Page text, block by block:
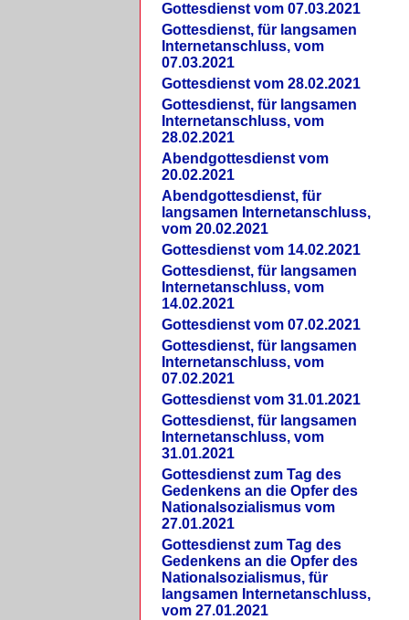
Gottesdienst vom 07.03.2021
Gottesdienst, für langsamen
Internetanschluss, vom
07.03.2021
Gottesdienst vom 28.02.2021
Gottesdienst, für langsamen
Internetanschluss, vom
28.02.2021
Abendgottesdienst vom
20.02.2021
Abendgottesdienst, für
langsamen Internetanschluss,
vom 20.02.2021
Gottesdienst vom 14.02.2021
Gottesdienst, für langsamen
Internetanschluss, vom
14.02.2021
Gottesdienst vom 07.02.2021
Gottesdienst, für langsamen
Internetanschluss, vom
07.02.2021
Gottesdienst vom 31.01.2021
Gottesdienst, für langsamen
Internetanschluss, vom
31.01.2021
Gottesdienst zum Tag des
Gedenkens an die Opfer des
Nationalsozialismus vom
27.01.2021
Gottesdienst zum Tag des
Gedenkens an die Opfer des
Nationalsozialismus, für
langsamen Internetanschluss,
vom 27.01.2021